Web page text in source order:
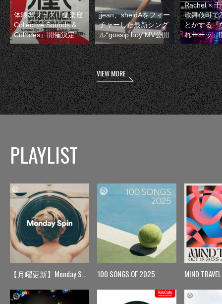
体験型フェス『集楽座
Collective Sounds &
Cultures』開催決定
jjean、sheidAをフィー
チャーした最新シング
ル“gossip boy”MV公開
Rachel ×
歌舞伎町で
とかする『
れーーッ』
VIEW MORE
PLAYLIST
【月曜更新】Monday Spin 100 SONGS OF 2025 MIND TRAVEL